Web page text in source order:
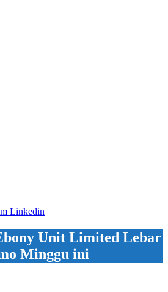
Linkedin
Unit Limited Lebar
Minggu ini